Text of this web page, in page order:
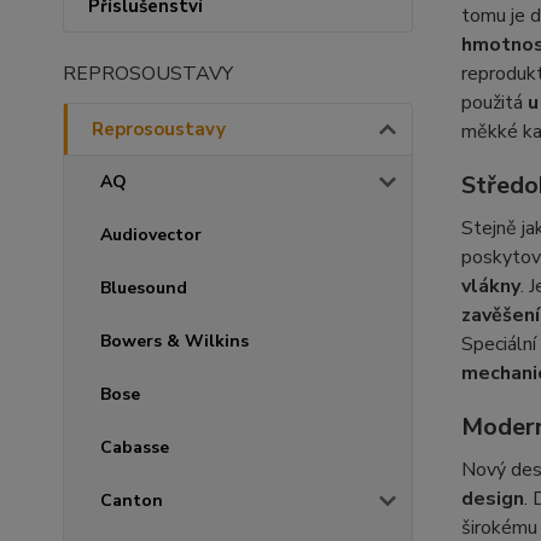
Příslušenství
REPROSOUSTAVY
Reprosoustavy
AQ
Audiovector
Bluesound
Bowers & Wilkins
Bose
Cabasse
Canton
tomu je
použitá
měkké
Stejně
vlákny.
Speciální
Nový
design.